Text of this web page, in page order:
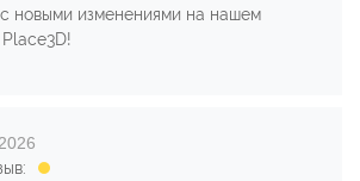
новыми изменениями на нашем